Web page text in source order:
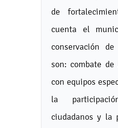
de
cuenta el
conservación
son: combate de
con equipos
la
ciudadanos y la